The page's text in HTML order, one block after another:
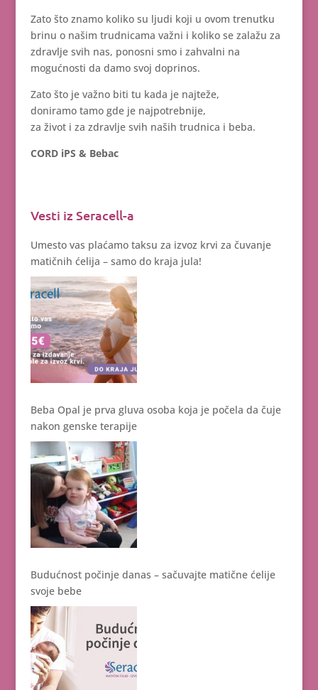
Zato što znamo koliko su ljudi koji u ovom trenutku
brinu o našim trudnicama važni i koliko se zalažu za
zdravlje svih nas, ponosni smo i zahvalni na
mogućnosti da damo svoj doprinos.
Zato što je važno biti tu kada je najteže,
doniramo tamo gde je najpotrebnije,
za život i za zdravlje svih naših trudnica i beba.
CORD iPS & Bebac
Vesti iz Seracell-a
Umesto vas plaćamo taksu za izvoz krvi za čuvanje
matičnih ćelija – samo do kraja jula!
Beba Opal je prva gluva osoba koja je počela da čuje
nakon genske terapije
Budućnost počinje danas – sačuvajte matične ćelije
svoje bebe